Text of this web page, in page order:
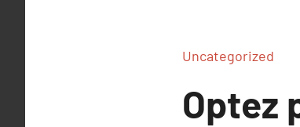
Uncategorized
Optez